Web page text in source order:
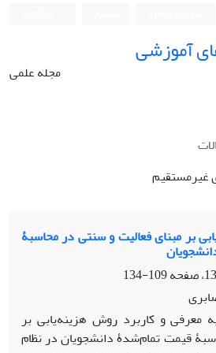
آموزشی
مجله علمی
غیرمستقیم
بر مبنای فعالیت و سنتی در محاسبۀ
109-134
معرفی و کاربرد روش هزینه‌یابی بر
قیمت تمام‌شدۀ دانشجویان در نظام